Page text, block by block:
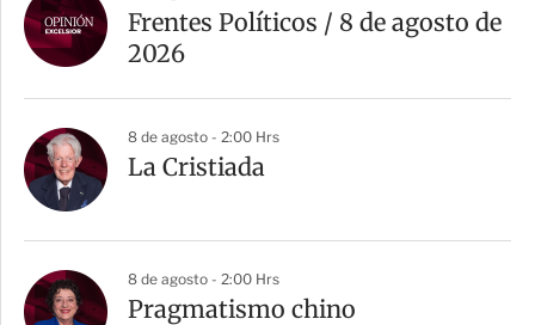
Frentes Políticos / 8 de agosto de
2026
8 de agosto - 2:00 Hrs
La Cristiada
8 de agosto - 2:00 Hrs
Pragmatismo chino